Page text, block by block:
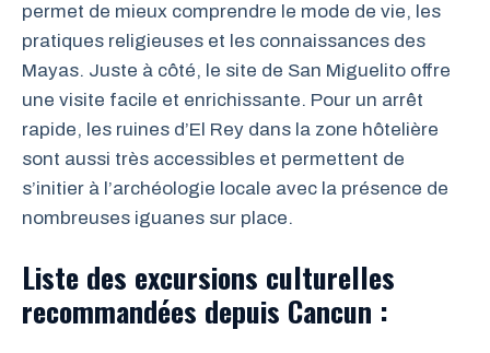
permet de mieux comprendre le mode de vie, les
pratiques religieuses et les connaissances des
Mayas. Juste à côté, le site de San Miguelito offre
une visite facile et enrichissante. Pour un arrêt
rapide, les ruines d’El Rey dans la zone hôtelière
sont aussi très accessibles et permettent de
s’initier à l’archéologie locale avec la présence de
nombreuses iguanes sur place.
Liste des excursions culturelles
recommandées depuis Cancun :